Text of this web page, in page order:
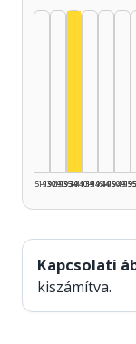
1925–1929
1930–1934
1935–1939
1940–1944
1945–1949
Kapcsolati
kiszámítva.